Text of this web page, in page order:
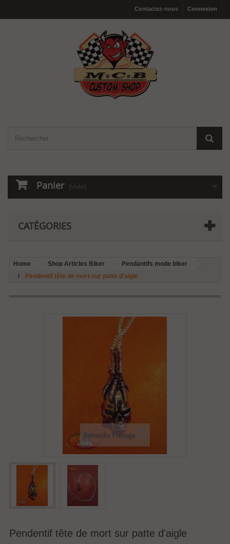
Connexion
Contactez-nous
Panier (vide)
CATÉGORIES
Home Shop Articles Biker
Pendantifs mode biker
Pendentif tête de mort sur patte d'aigle
Agrandir l'image
Pendentif tête de mort sur patte d'aigle